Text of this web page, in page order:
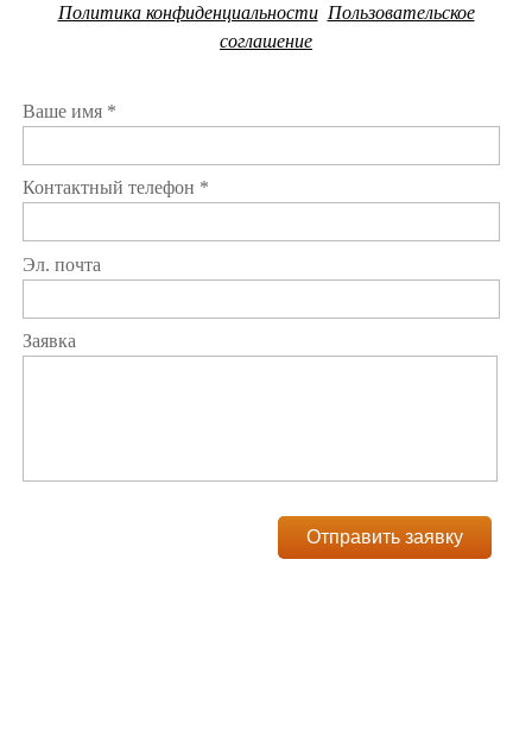
Политика конфиденциальности Пользовательское
соглашение
Ваше имя *
Контактный телефон *
Эл. почта
Заявка
Отправить заявку